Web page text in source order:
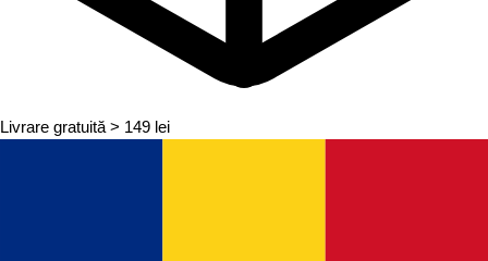
Livrare gratuită > 149 lei